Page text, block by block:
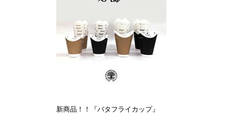
新商品！！『バタフライカップ』